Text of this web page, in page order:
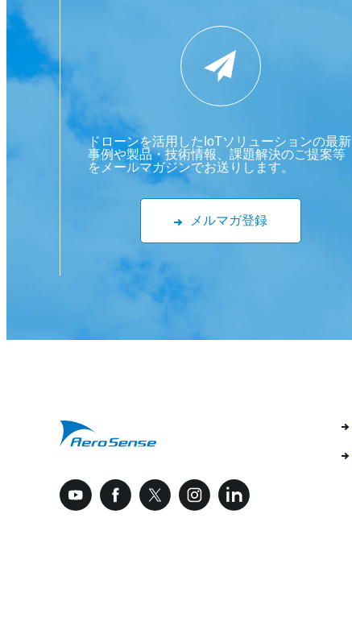
ドローンを活用したIoTソリューションの最新
事例や製品・技術情報、課題解決のご提案等
をメールマガジンでお送りします。
メルマガ登録